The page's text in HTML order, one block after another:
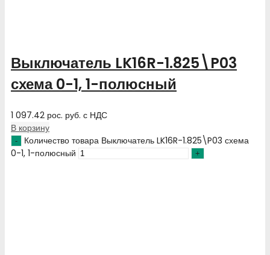
Выключатель LK16R-1.825\P03
схема 0-1, 1-полюсный
1 097.42 рос. руб. с НДС
В корзину
Количество товара Выключатель LK16R-1.825\P03 схема
0-1, 1-полюсный